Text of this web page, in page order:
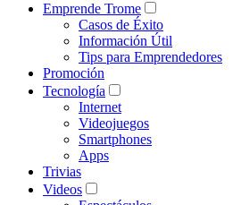
Emprende Trome
Casos de Éxito
Información Útil
Tips para Emprendedores
Promoción
Tecnología
Internet
Videojuegos
Smartphones
Apps
Trivias
Videos